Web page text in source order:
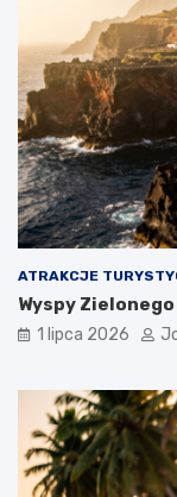
ATRAKCJE
Wyspy
1 lipca 2026